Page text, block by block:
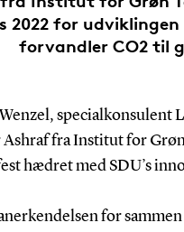
2022 for
forvandler CO2 til
specialkonsulent
fra Institut for
hædret med SDU’s
for